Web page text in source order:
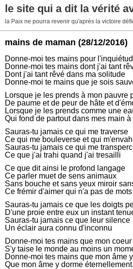
le site qui a dit la vérité
la Paix ne pourra revenir qu'après la victoire
mains de maman (28/12/2016)
Donne-moi tes mains pour
Donne-moi tes mains dont j'ai tant
Dont j'ai tant rêvé dans ma solitude
Donne-moi te mains que je sois
Lorsque je les prends à mon pauvre
De paume et de peur de hâte et
Lorsque je les prends comme une
Qui fond de partout dans mes main à
Sauras-tu jamais ce qui me traverse
Ce qui me bouleverse et qui
Sauras-tu jamais ce qui me
Ce que j'ai trahi quand j'ai tresailli
Ce que dit ainsi le profond langage
Ce parler muet de sens animaux
Sans bouche et sans yeux miroir
Ce frémir d'aimer qui n'a pas de mots
Sauras-tu jamais ce que les doigts
D'une proie entre eux un instant
Sauras-tu jamais ce que leur silence
Un éclair aura connu d'inconnu
Donne-moi tes mains que mon
S'y taise le monde au moins un
Donne-moi tes mains que mon âme
Que mon âme y dorme éternellement.